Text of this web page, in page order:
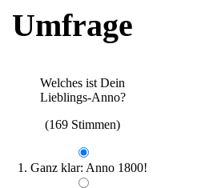
Umfrage
Welches ist Dein
Lieblings-Anno?
(169 Stimmen)
1. Ganz klar: Anno 1800!